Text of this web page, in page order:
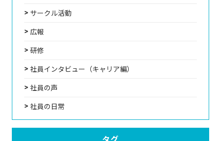
サークル活動
広報
研修
社員インタビュー（キャリア編）
社員の声
社員の日常